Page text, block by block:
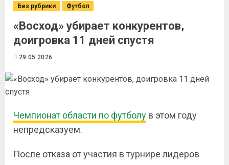
Без рубрики Футбол
«Восход» убирает конкурентов,
доигровка 11 дней спустя
29.05.2026
Чемпионат области по футболу в этом году
непредсказуем.
После отказа от участия в турнире лидеров